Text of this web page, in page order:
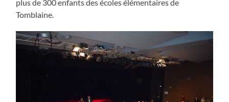
plus de 300 enfants des écoles élémentaires de
Tomblaine.